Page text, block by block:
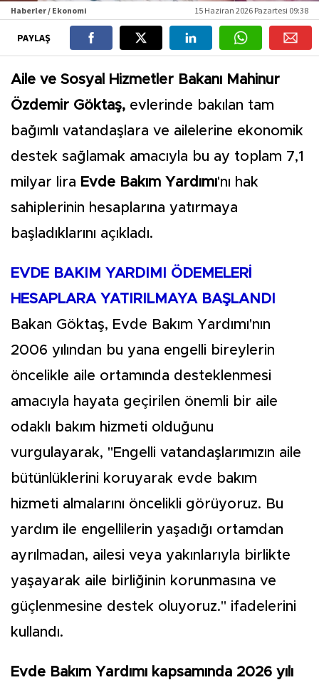
Haberler / Ekonomi 15 Haziran 2026 Pazartesi 09:38
PAYLAŞ
Aile ve Sosyal Hizmetler Bakanı Mahinur
Özdemir Göktaş, evlerinde bakılan tam
bağımlı vatandaşlara ve ailelerine ekonomik
destek sağlamak amacıyla bu ay toplam 7,1
milyar lira Evde Bakım Yardımı'nı hak
sahiplerinin hesaplarına yatırmaya
başladıklarını açıkladı.
EVDE BAKIM YARDIMI ÖDEMELERİ
HESAPLARA YATIRILMAYA BAŞLANDI
Bakan Göktaş, Evde Bakım Yardımı'nın
2006 yılından bu yana engelli bireylerin
öncelikle aile ortamında desteklenmesi
amacıyla hayata geçirilen önemli bir aile
odaklı bakım hizmeti olduğunu
vurgulayarak, "Engelli vatandaşlarımızın aile
bütünlüklerini koruyarak evde bakım
hizmeti almalarını öncelikli görüyoruz. Bu
yardım ile engellilerin yaşadığı ortamdan
ayrılmadan, ailesi veya yakınlarıyla birlikte
yaşayarak aile birliğinin korunmasına ve
güçlenmesine destek oluyoruz." ifadelerini
kullandı.
Evde Bakım Yardımı kapsamında 2026 yılı